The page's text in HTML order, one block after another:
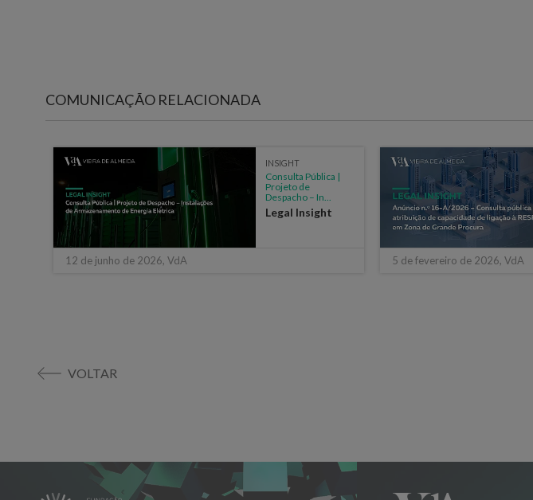
COMUNICAÇÃO RELACIONADA
INSIGHT
Consulta Pública |
Projeto de
Despacho – In...
Legal Insight
12 de junho de 2026, VdA 5 de fevereiro de 2026, VdA
VOLTAR